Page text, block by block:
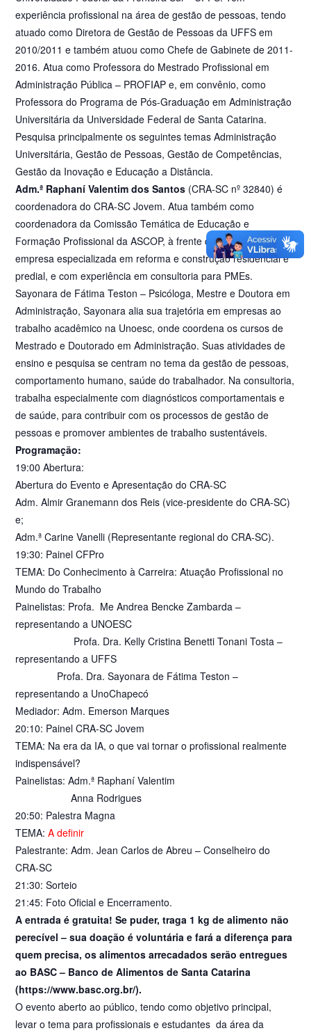
experiência profissional na área de gestão de pessoas, tendo
atuado como Diretora de Gestão de Pessoas da UFFS em
2010/2011 e também atuou como Chefe de Gabinete de 2011-
2016. Atua como Professora do Mestrado Profissional em
Administração Pública – PROFIAP e, em convênio, como
Professora do Programa de Pós-Graduação em Administração
Universitária da Universidade Federal de Santa Catarina.
Pesquisa principalmente os seguintes temas Administração
Universitária, Gestão de Pessoas, Gestão de Competências,
Gestão da Inovação e Educação a Distância.
Adm.ª Raphaní Valentim dos Santos (CRA-SC nº 32840) é
coordenadora do CRA-SC Jovem. Atua também como
coordenadora da Comissão Temática de Educação e
Formação Profissional da ASCOP, à frente da Construalize,
empresa especializada em reforma e construção residencial e
predial, e com experiência em consultoria para PMEs.
Sayonara de Fátima Teston – Psicóloga, Mestre e Doutora em
Administração, Sayonara alia sua trajetória em empresas ao
trabalho acadêmico na Unoesc, onde coordena os cursos de
Mestrado e Doutorado em Administração. Suas atividades de
ensino e pesquisa se centram no tema da gestão de pessoas,
comportamento humano, saúde do trabalhador. Na consultoria,
trabalha especialmente com diagnósticos comportamentais e
de saúde, para contribuir com os processos de gestão de
pessoas e promover ambientes de trabalho sustentáveis.
Programação:
19:00 Abertura:
Abertura do Evento e Apresentação do CRA-SC
Adm. Almir Granemann dos Reis (vice-presidente do CRA-SC)
e;
Adm.ª Carine Vanelli (Representante regional do CRA-SC).
19:30: Painel CFPro
TEMA: Do Conhecimento à Carreira: Atuação Profissional no
Mundo do Trabalho
Painelistas: Profa. Me Andrea Bencke Zambarda –
representando a UNOESC
Profa. Dra. Kelly Cristina Benetti Tonani Tosta –
representando a UFFS
Profa. Dra. Sayonara de Fátima Teston –
representando a UnoChapecó
Mediador: Adm. Emerson Marques
20:10: Painel CRA-SC Jovem
TEMA: Na era da IA, o que vai tornar o profissional realmente
indispensável?
Painelistas: Adm.ª Raphaní Valentim
Anna Rodrigues
20:50: Palestra Magna
TEMA: A definir
Palestrante: Adm. Jean Carlos de Abreu – Conselheiro do
CRA-SC
21:30: Sorteio
21:45: Foto Oficial e Encerramento.
A entrada é gratuita! Se puder, traga 1 kg de alimento não
perecível – sua doação é voluntária e fará a diferença para
quem precisa, os alimentos arrecadados serão entregues
ao BASC – Banco de Alimentos de Santa Catarina
(https://www.basc.org.br/).
O evento aberto ao público, tendo como objetivo principal,
levar o tema para profissionais e estudantes da área da